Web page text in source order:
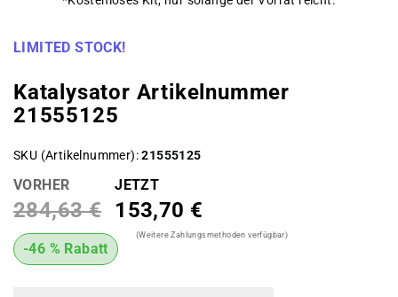
LIMITED STOCK!
Katalysator Artikelnummer
21555125
SKU (Artikelnummer) 21555125
VORHER
284,63 €
JETZT
153,70 €
-46 % Rabatt
(Weitere Zahlungsmethoden verfügbar)